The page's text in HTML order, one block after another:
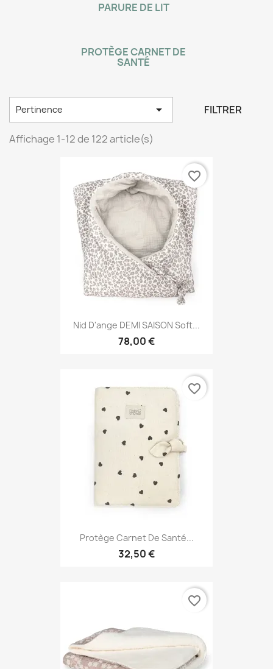
PARURE DE LIT
PROTÈGE CARNET DE
SANTÉ
Pertinence  FILTRER
Affichage 1-12 de 122 article(s)
Nid D'ange DEMI SAISON Soft...
78,00 €
favorite_border
Protège Carnet De Santé...
32,50 €
favorite_border
favorite_border